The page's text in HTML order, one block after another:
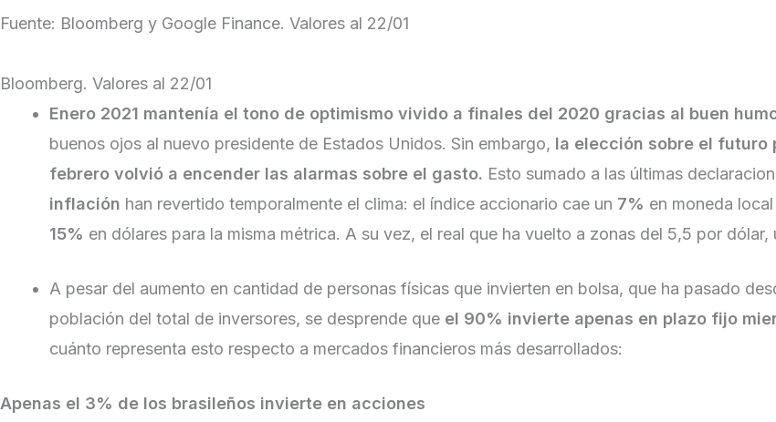
Fuente: Bloomberg y Google Finance. Valores al 22/01
Bloomberg. Valores al 22/01
Enero 2021 mantenía el tono de optimismo vivido a finales del 2020 gracias al buen
buenos ojos al nuevo presidente de Estados Unidos. Sin embargo, la elección sobre el futuro
febrero volvió a encender las alarmas sobre el gasto. Esto sumado a las últimas
inflación han revertido temporalmente el clima: el índice accionario cae un 7% en moneda
15% en dólares para la misma métrica. A su vez, el real que ha vuelto a zonas del 5,5 por dólar,
A pesar del aumento en cantidad de personas físicas que invierten en bolsa, que ha pasado
población del total de inversores, se desprende que el 90% invierte apenas en plazo fijo
cuánto representa esto respecto a mercados financieros más desarrollados:
Apenas el 3% de los brasileños invierte en acciones